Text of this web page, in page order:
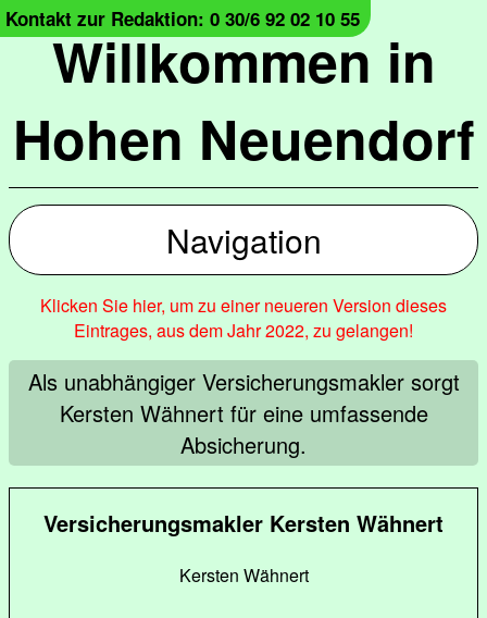
Willkommen in
Hohen Neuendorf
Kontakt zur Redaktion: 0 30/6 92 02 10 55
Navigation
Klicken Sie hier, um zu einer neueren Version dieses
Eintrages, aus dem Jahr 2022, zu gelangen!
Als unabhängiger Versicherungsmakler sorgt
Kersten Wähnert für eine umfassende
Absicherung.
Versicherungsmakler Kersten Wähnert
Kersten Wähnert